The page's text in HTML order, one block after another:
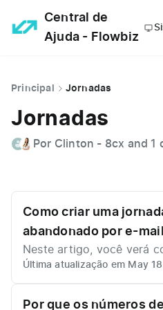
Central de
Ajuda - Flowbiz
Principal Jornadas
Jornadas
Por Clinton - 8cx and 1
Como criar uma
abandonado por e-mail
Neste artigo, você verá
de carrinho abandonado
orial em vídeo e um
longo do conteúdo. https://www.youtube.com/w
Última atualização em May
Por que os números